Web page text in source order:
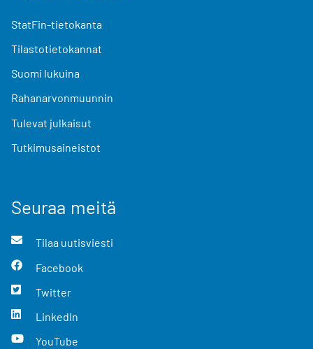
StatFin-tietokanta
Tilastotietokannat
Suomi lukuina
Rahanarvonmuunnin
Tulevat julkaisut
Tutkimusaineistot
Seuraa meitä
Tilaa uutisviesti
Facebook
Twitter
LinkedIn
YouTube